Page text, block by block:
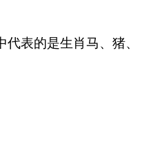
表的是生肖马、猪、